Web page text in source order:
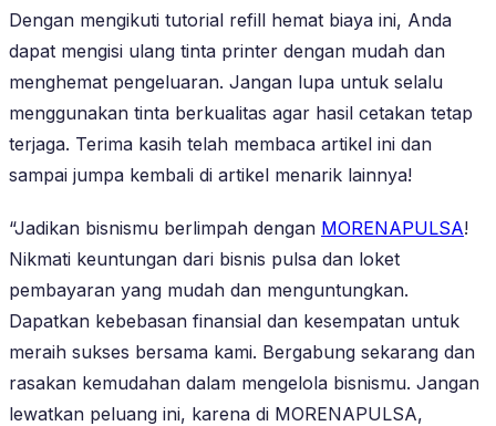
Dengan mengikuti tutorial refill hemat biaya ini, Anda
dapat mengisi ulang tinta printer dengan mudah dan
menghemat pengeluaran. Jangan lupa untuk selalu
menggunakan tinta berkualitas agar hasil cetakan tetap
terjaga. Terima kasih telah membaca artikel ini dan
sampai jumpa kembali di artikel menarik lainnya!
“Jadikan bisnismu berlimpah dengan MORENAPULSA!
Nikmati keuntungan dari bisnis pulsa dan loket
pembayaran yang mudah dan menguntungkan.
Dapatkan kebebasan finansial dan kesempatan untuk
meraih sukses bersama kami. Bergabung sekarang dan
rasakan kemudahan dalam mengelola bisnismu. Jangan
lewatkan peluang ini, karena di MORENAPULSA,